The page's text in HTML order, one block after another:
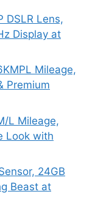
DSLR Lens,
Display at
Mileage,
Premium
L Mileage,
Look with
24GB
Beast at